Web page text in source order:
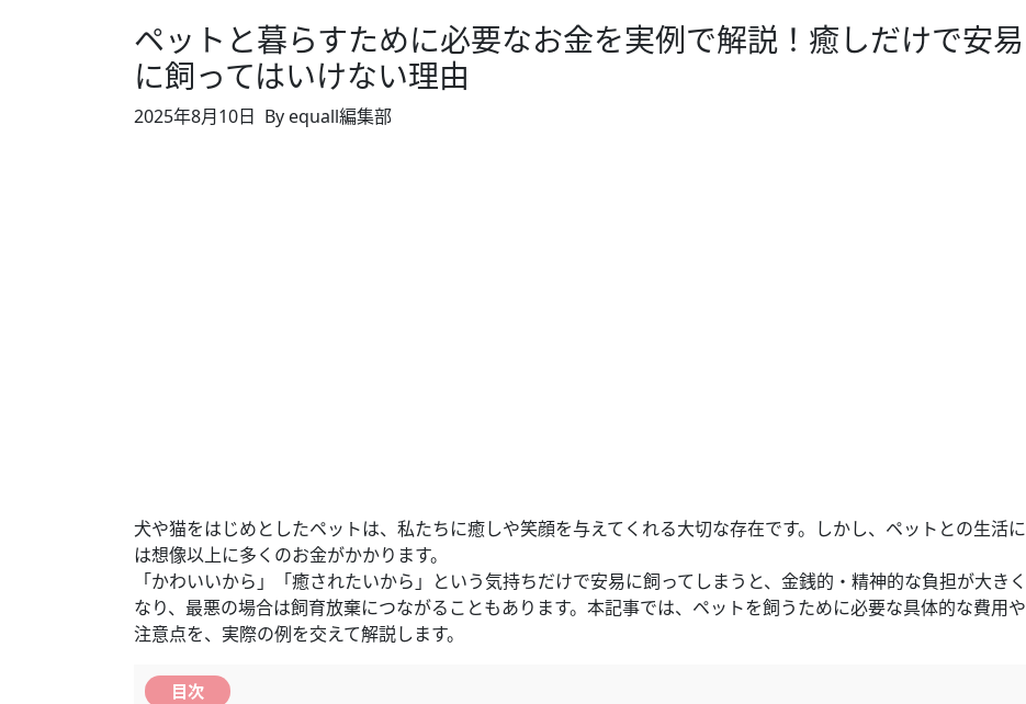
ペットと暮らすために必要なお金を実例で解説！癒しだけで安易
に飼ってはいけない理由
2025年8月10日 By equall編集部
犬や猫をはじめとしたペットは、私たちに癒しや笑顔を与えてくれる大切な存在です。しかし、ペットとの生活に
は想像以上に多くのお金がかかります。
「かわいいから」「癒されたいから」という気持ちだけで安易に飼ってしまうと、金銭的・精神的な負担が大きく
なり、最悪の場合は飼育放棄につながることもあります。本記事では、ペットを飼うために必要な具体的な費用や
注意点を、実際の例を交えて解説します。
目次